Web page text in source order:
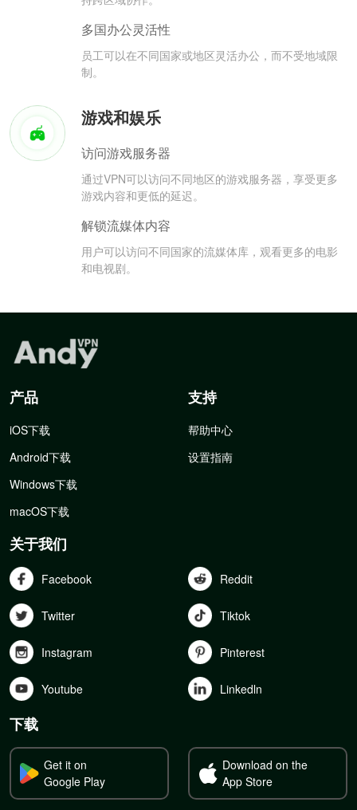
多国办公灵活性
员工可以在不同国家或地区灵活办公，而不受地域限
制。
游戏和娱乐
访问游戏服务器
通过VPN可以访问不同地区的游戏服务器，享受更多
游戏内容和更低的延迟。
解锁流媒体内容
用户可以访问不同国家的流媒体库，观看更多的电影
和电视剧。
产品
iOS下载
Android下载
Windows下载
macOS下载
支持
帮助中心
设置指南
关于我们
Facebook Reddit
Twitter Tiktok
Instagram Pinterest
Youtube Linkedln
下载
Get it on
Google Play
Download on the
App Store